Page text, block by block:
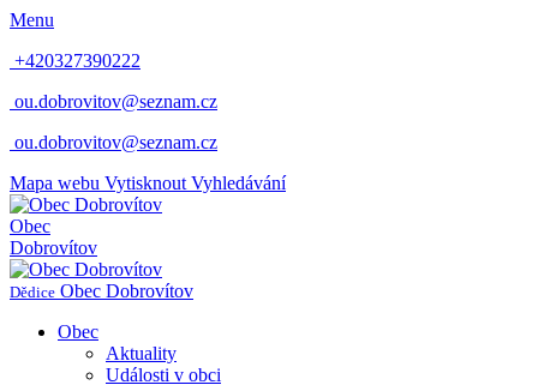
Menu
+420327390222
ou.dobrovitov@seznam.cz
ou.dobrovitov@seznam.cz
Mapa webu Vytisknout Vyhledávání
Obec
Dobrovítov
Dědice Obec Dobrovítov
Obec
Aktuality
Události v obci